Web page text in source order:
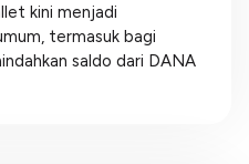
kini menjadi
termasuk bagi
saldo dari DANA